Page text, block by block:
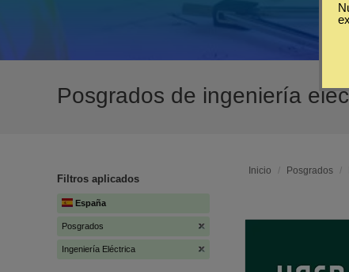
Posgrados de ingeniería
Filtros aplicados
España
Posgrados
Ingeniería Eléctrica
Inicio / Posgrados /